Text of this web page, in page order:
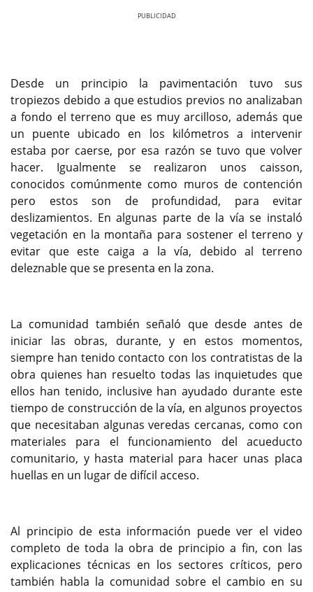
Desde un principio la pavimentación tuvo sus
tropiezos debido a que estudios previos no analizaban
a fondo el terreno que es muy arcilloso, además que
un puente ubicado en los kilómetros a intervenir
estaba por caerse, por esa razón se tuvo que volver
hacer. Igualmente se realizaron unos caisson,
conocidos comúnmente como muros de contención
pero estos son de profundidad, para evitar
deslizamientos. En algunas parte de la vía se instaló
vegetación en la montaña para sostener el terreno y
evitar que este caiga a la vía, debido al terreno
deleznable que se presenta en la zona.
La comunidad también señaló que desde antes de
iniciar las obras, durante, y en estos momentos,
siempre han tenido contacto con los contratistas de la
obra quienes han resuelto todas las inquietudes que
ellos han tenido, inclusive han ayudado durante este
tiempo de construcción de la vía, en algunos proyectos
que necesitaban algunas veredas cercanas, como con
materiales para el funcionamiento del acueducto
comunitario, y hasta material para hacer unas placa
huellas en un lugar de difícil acceso.
Al principio de esta información puede ver el video
completo de toda la obra de principio a fin, con las
explicaciones técnicas en los sectores críticos, pero
también habla la comunidad sobre el cambio en su